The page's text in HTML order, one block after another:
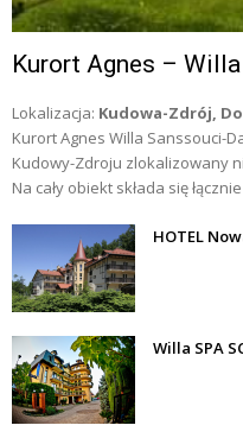
Kurort Agnes –
Lokalizacja: Kudowa-Zdrój,
Kurort Agnes Willa Sanssouci-
Kudowy-Zdroju zlokalizowany
Na cały obiekt składa się
HOTEL
Willa SPA